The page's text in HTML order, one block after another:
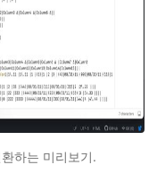
하는 미리보기.